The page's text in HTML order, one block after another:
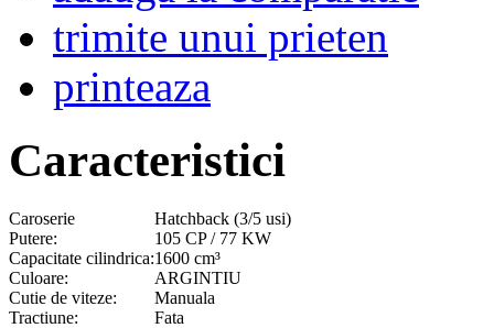
trimite unui prieten
printeaza
Caracteristici
Caroserie
Hatchback (3/5 usi)
Putere:
105 CP / 77 KW
Capacitate cilindrica:1600 cm³
Culoare:
ARGINTIU
Cutie de viteze:
Manuala
Tractiune:
Fata